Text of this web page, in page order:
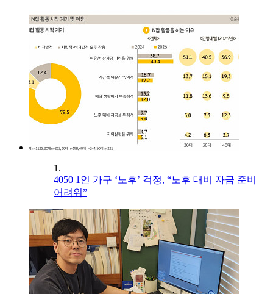
1.
4050 1인 가구 ‘노후’ 걱정, “노후 대비 자금 준비
어려워”